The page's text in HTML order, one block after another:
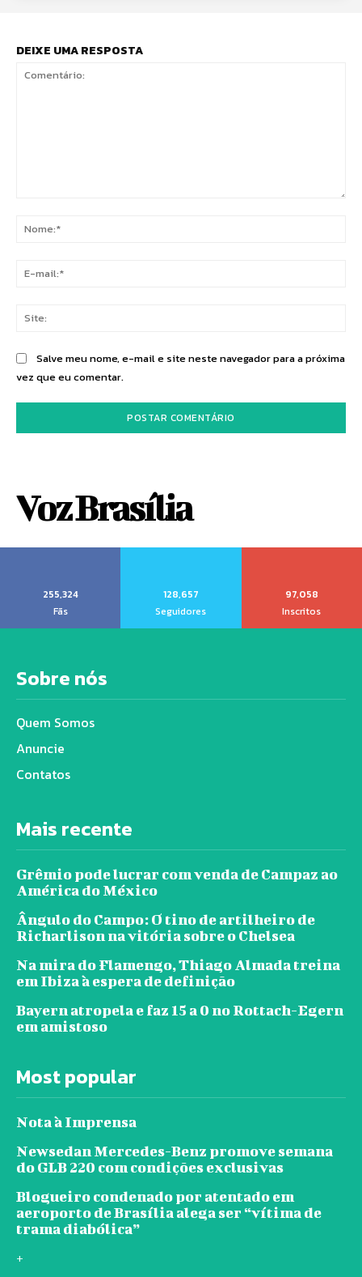
DEIXE UMA RESPOSTA
Salve meu nome, e-mail e site neste navegador para a próxima
vez que eu comentar.
Voz Brasília
255,324
Fãs
128,657
Seguidores
97,058
Inscritos
Sobre nós
Quem Somos
Anuncie
Contatos
Mais recente
Grêmio pode lucrar com venda de Campaz ao
América do México
Ângulo do Campo: O tino de artilheiro de
Richarlison na vitória sobre o Chelsea
Na mira do Flamengo, Thiago Almada treina
em Ibiza à espera de definição
Bayern atropela e faz 15 a 0 no Rottach-Egern
em amistoso
Most popular
Nota à Imprensa
Newsedan Mercedes-Benz promove semana
do GLB 220 com condições exclusivas
Blogueiro condenado por atentado em
aeroporto de Brasília alega ser “vítima de
trama diabólica”
+